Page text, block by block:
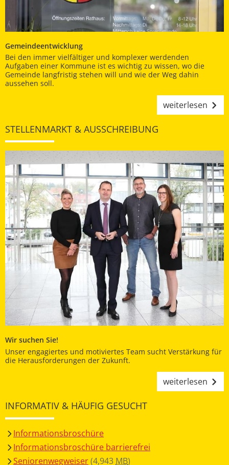
Gemeindeentwicklung
Bei den immer vielfältiger und komplexer werdenden
Aufgaben einer Kommune ist es wichtig zu wissen, wo die
Gemeinde langfristig stehen will und wie der Weg dahin
aussehen soll.
weiterlesen
STELLENMARKT & AUSSCHREIBUNG
Wir suchen Sie!
Unser engagiertes und motiviertes Team sucht Verstärkung für
die Herausforderungen der Zukunft.
weiterlesen
INFORMATIV & HÄUFIG GESUCHT
Informationsbroschüre
Informationsbroschüre barrierefrei
Seniorenwegweiser(4,943MB)